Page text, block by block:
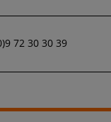
72 30 30 39